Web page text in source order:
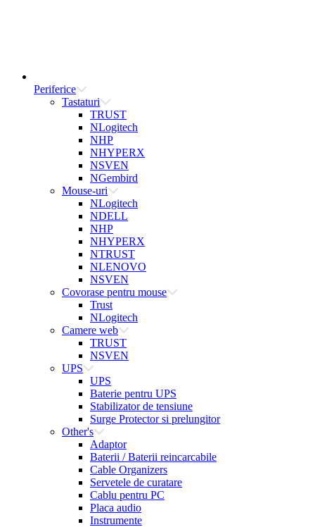
Periferice
Tastaturi
TRUST
NLogitech
NHP
NHYPERX
NSVEN
NGembird
Mouse-uri
NLogitech
NDELL
NHP
NHYPERX
NTRUST
NLENOVO
NSVEN
Covorase pentru mouse
Trust
NLogitech
Camere web
TRUST
NSVEN
UPS
UPS
Baterie pentru UPS
Stabilizator de tensiune
Surge Protector si prelungitor
Other's
Adaptor
Baterii / Baterii reincarcabile
Cable Organizers
Servetele de curatare
Cablu pentru PC
Placa audio
Instrumente